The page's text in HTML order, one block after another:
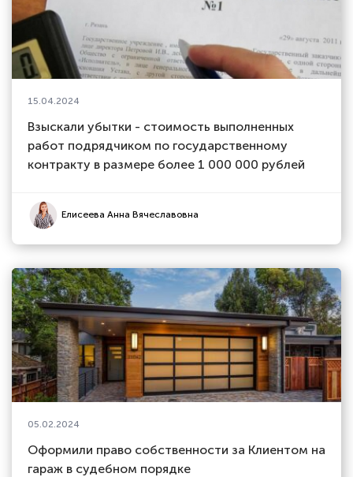
15.04.2024
Взыскали убытки - стоимость выполненных
работ подрядчиком по государственному
контракту в размере более 1 000 000 рублей
Елисеева Анна Вячеславовна
05.02.2024
Оформили право собственности за Клиентом на
гараж в судебном порядке